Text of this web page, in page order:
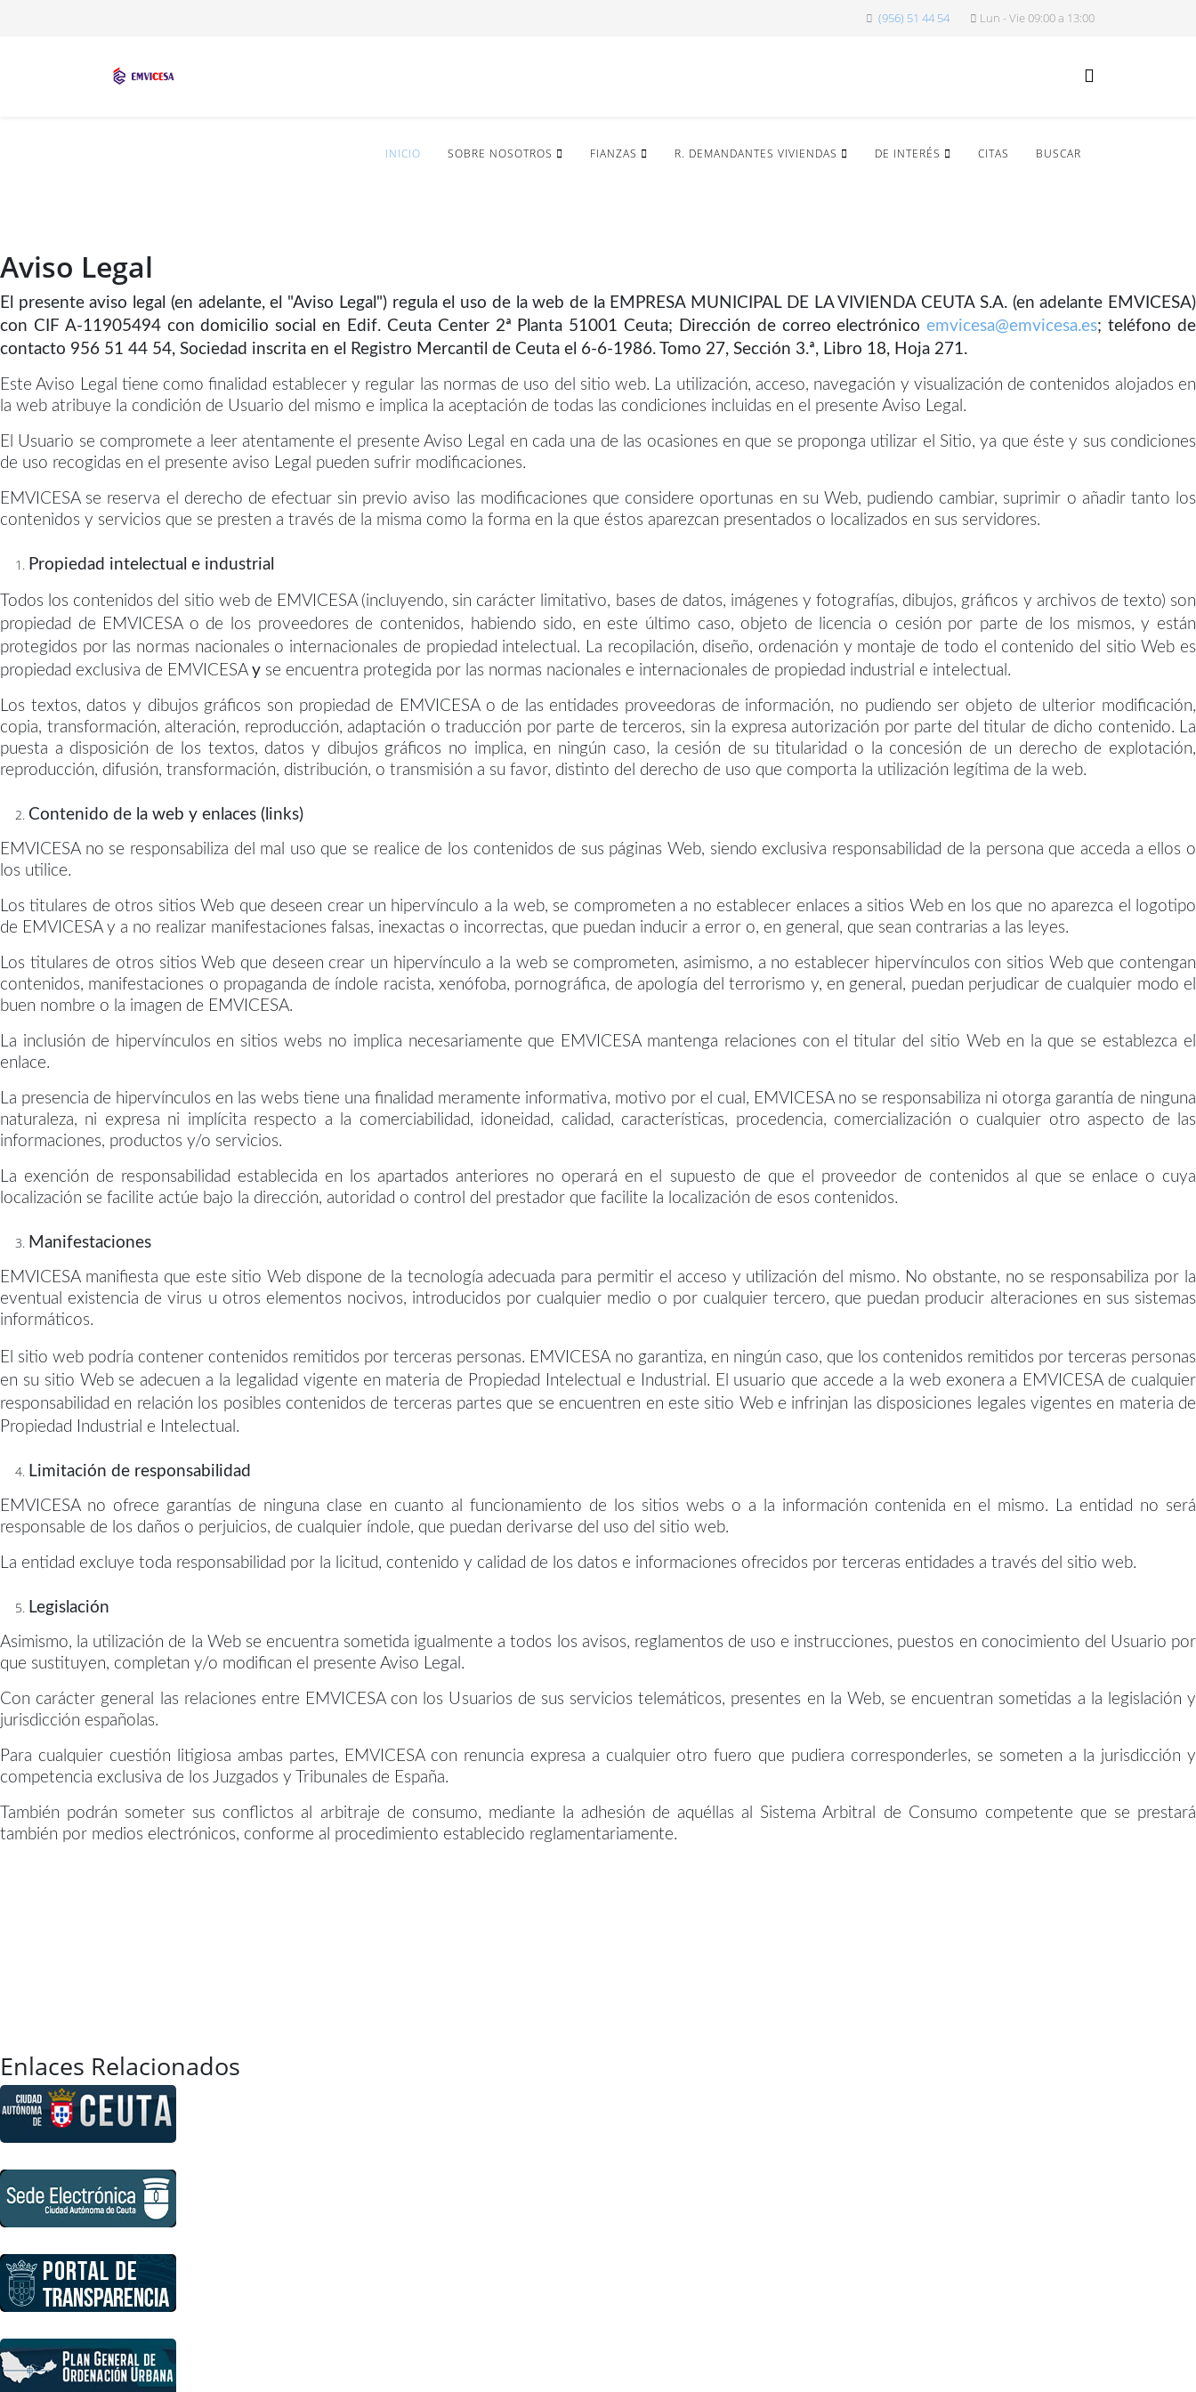
(956) 51 44 54 Lun - Vie 09:00 a 13:00
INICIO SOBRE NOSOTROS FIANZAS R. DEMANDANTES VIVIENDAS DE INTERÉS CITAS BUSCAR
Aviso Legal
El presente aviso legal (en adelante, el "Aviso Legal") regula el uso de la web de la EMPRESA MUNICIPAL DE LA VIVIENDA CEUTA S.A. (en adelante EMVICESA)
con CIF A-11905494 con domicilio social en Edif. Ceuta Center 2ª Planta 51001 Ceuta; Dirección de correo electrónicoemvicesa@emvicesa.es; teléfono de
contacto 956 51 44 54, Sociedad inscrita en el Registro Mercantil de Ceuta el 6-6-1986. Tomo 27, Sección 3.ª, Libro 18, Hoja 271.
Este Aviso Legal tiene como finalidad establecer y regular las normas de uso del sitio web. La utilización, acceso, navegación y visualización de contenidos alojados en
la web atribuye la condición de Usuario del mismo e implica la aceptación de todas las condiciones incluidas en el presente Aviso Legal.
El Usuario se compromete a leer atentamente el presente Aviso Legal en cada una de las ocasiones en que se proponga utilizar el Sitio, ya que éste y sus condiciones
de uso recogidas en el presente aviso Legal pueden sufrir modificaciones.
EMVICESA se reserva el derecho de efectuar sin previo aviso las modificaciones que considere oportunas en su Web, pudiendo cambiar, suprimir o añadir tanto los
contenidos y servicios que se presten a través de la misma como la forma en la que éstos aparezcan presentados o localizados en sus servidores.
Propiedad intelectual e industrial
Todos los contenidos del sitio web de EMVICESA (incluyendo, sin carácter limitativo, bases de datos, imágenes y fotografías, dibujos, gráficos y archivos de texto) son
propiedad de EMVICESA o de los proveedores de contenidos, habiendo sido, en este último caso, objeto de licencia o cesión por parte de los mismos, y están
protegidos por las normas nacionales o internacionales de propiedad intelectual. La recopilación, diseño, ordenación y montaje de todo el contenido del sitio Web es
propiedad exclusiva de EMVICESA y se encuentra protegida por las normas nacionales e internacionales de propiedad industrial e intelectual.
Los textos, datos y dibujos gráficos son propiedad de EMVICESA o de las entidades proveedoras de información, no pudiendo ser objeto de ulterior modificación,
copia, transformación, alteración, reproducción, adaptación o traducción por parte de terceros, sin la expresa autorización por parte del titular de dicho contenido. La
puesta a disposición de los textos, datos y dibujos gráficos no implica, en ningún caso, la cesión de su titularidad o la concesión de un derecho de explotación,
reproducción, difusión, transformación, distribución, o transmisión a su favor, distinto del derecho de uso que comporta la utilización legítima de la web.
Contenido de la web y enlaces (links)
EMVICESA no se responsabiliza del mal uso que se realice de los contenidos de sus páginas Web, siendo exclusiva responsabilidad de la persona que acceda a ellos o
los utilice.
Los titulares de otros sitios Web que deseen crear un hipervínculo a la web, se comprometen a no establecer enlaces a sitios Web en los que no aparezca el logotipo
de EMVICESA y a no realizar manifestaciones falsas, inexactas o incorrectas, que puedan inducir a error o, en general, que sean contrarias a las leyes.
Los titulares de otros sitios Web que deseen crear un hipervínculo a la web se comprometen, asimismo, a no establecer hipervínculos con sitios Web que contengan
contenidos, manifestaciones o propaganda de índole racista, xenófoba, pornográfica, de apología del terrorismo y, en general, puedan perjudicar de cualquier modo el
buen nombre o la imagen de EMVICESA.
La inclusión de hipervínculos en sitios webs no implica necesariamente que EMVICESA mantenga relaciones con el titular del sitio Web en la que se establezca el
enlace.
La presencia de hipervínculos en las webs tiene una finalidad meramente informativa, motivo por el cual, EMVICESA no se responsabiliza ni otorga garantía de ninguna
naturaleza, ni expresa ni implícita respecto a la comerciabilidad, idoneidad, calidad, características, procedencia, comercialización o cualquier otro aspecto de las
informaciones, productos y/o servicios.
La exención de responsabilidad establecida en los apartados anteriores no operará en el supuesto de que el proveedor de contenidos al que se enlace o cuya
localización se facilite actúe bajo la dirección, autoridad o control del prestador que facilite la localización de esos contenidos.
Manifestaciones
EMVICESA manifiesta que este sitio Web dispone de la tecnología adecuada para permitir el acceso y utilización del mismo. No obstante, no se responsabiliza por la
eventual existencia de virus u otros elementos nocivos, introducidos por cualquier medio o por cualquier tercero, que puedan producir alteraciones en sus sistemas
informáticos.
El sitio web podría contener contenidos remitidos por terceras personas. EMVICESA no garantiza, en ningún caso, que los contenidos remitidos por terceras personas
en su sitio Web se adecuen a la legalidad vigente en materia de Propiedad Intelectual e Industrial. El usuario que accede a la web exonera a EMVICESA de cualquier
responsabilidad en relación los posibles contenidos de terceras partes que se encuentren en este sitio Web e infrinjan las disposiciones legales vigentes en materia de
Propiedad Industrial e Intelectual.
Limitación de responsabilidad
EMVICESA no ofrece garantías de ninguna clase en cuanto al funcionamiento de los sitios webs o a la información contenida en el mismo. La entidad no será
responsable de los daños o perjuicios, de cualquier índole, que puedan derivarse del uso del sitio web.
La entidad excluye toda responsabilidad por la licitud, contenido y calidad de los datos e informaciones ofrecidos por terceras entidades a través del sitio web.
Legislación
Asimismo, la utilización de la Web se encuentra sometida igualmente a todos los avisos, reglamentos de uso e instrucciones, puestos en conocimiento del Usuario por
que sustituyen, completan y/o modifican el presente Aviso Legal.
Con carácter general las relaciones entre EMVICESA con los Usuarios de sus servicios telemáticos, presentes en la Web, se encuentran sometidas a la legislación y
jurisdicción españolas.
Para cualquier cuestión litigiosa ambas partes, EMVICESA con renuncia expresa a cualquier otro fuero que pudiera corresponderles, se someten a la jurisdicción y
competencia exclusiva de los Juzgados y Tribunales de España.
También podrán someter sus conflictos al arbitraje de consumo, mediante la adhesión de aquéllas al Sistema Arbitral de Consumo competente que se prestará
también por medios electrónicos, conforme al procedimiento establecido reglamentariamente.
Enlaces Relacionados